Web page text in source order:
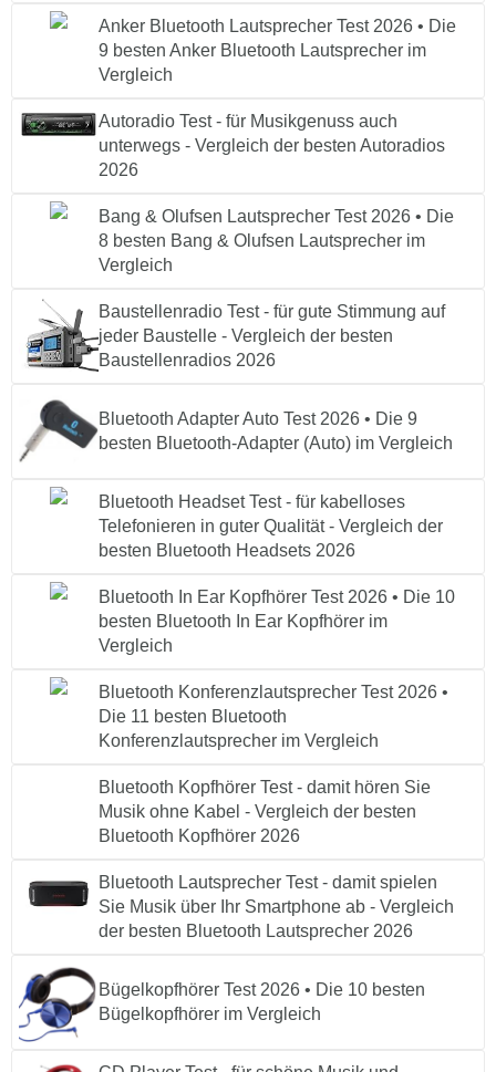
Anker Bluetooth Lautsprecher Test 2026 • Die
9 besten Anker Bluetooth Lautsprecher im
Vergleich
Autoradio Test - für Musikgenuss auch
unterwegs - Vergleich der besten Autoradios
2026
Bang & Olufsen Lautsprecher Test 2026 • Die
8 besten Bang & Olufsen Lautsprecher im
Vergleich
Baustellenradio Test - für gute Stimmung auf
jeder Baustelle - Vergleich der besten
Baustellenradios 2026
Bluetooth Adapter Auto Test 2026 • Die 9
besten Bluetooth-Adapter (Auto) im Vergleich
Bluetooth Headset Test - für kabelloses
Telefonieren in guter Qualität - Vergleich der
besten Bluetooth Headsets 2026
Bluetooth In Ear Kopfhörer Test 2026 • Die 10
besten Bluetooth In Ear Kopfhörer im
Vergleich
Bluetooth Konferenzlautsprecher Test 2026 •
Die 11 besten Bluetooth
Konferenzlautsprecher im Vergleich
Bluetooth Kopfhörer Test - damit hören Sie
Musik ohne Kabel - Vergleich der besten
Bluetooth Kopfhörer 2026
Bluetooth Lautsprecher Test - damit spielen
Sie Musik über Ihr Smartphone ab - Vergleich
der besten Bluetooth Lautsprecher 2026
Bügelkopfhörer Test 2026 • Die 10 besten
Bügelkopfhörer im Vergleich